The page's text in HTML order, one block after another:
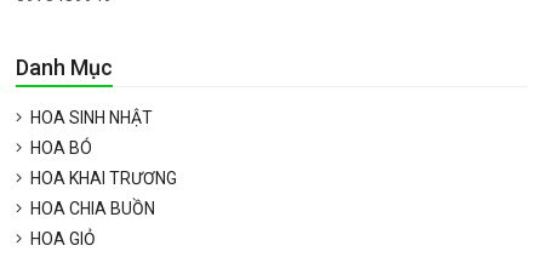
Danh Mục
HOA SINH NHẬT
HOA BÓ
HOA KHAI TRƯƠNG
HOA CHIA BUỒN
HOA GIỎ